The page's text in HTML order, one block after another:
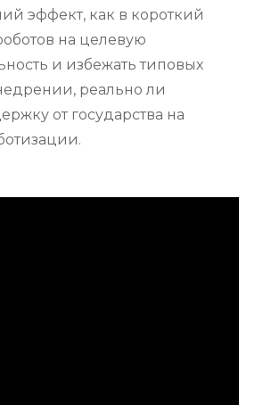
эффект, как в короткий
на целевую
и избежать типовых
реально ли
от государства на